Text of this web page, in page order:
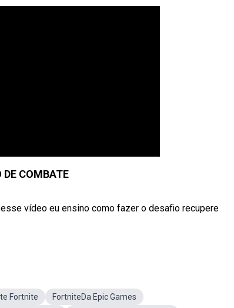
DE COMBATE
vídeo eu ensino como fazer o desafio recupere
Fortnite
FortniteDa Epic Games